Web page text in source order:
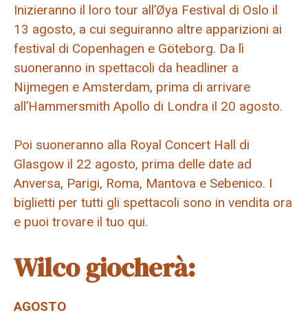
Inizieranno il loro tour all’Øya Festival di Oslo il
13 agosto, a cui seguiranno altre apparizioni ai
festival di Copenhagen e Göteborg. Da lì
suoneranno in spettacoli da headliner a
Nijmegen e Amsterdam, prima di arrivare
all’Hammersmith Apollo di Londra il 20 agosto.
Poi suoneranno alla Royal Concert Hall di
Glasgow il 22 agosto, prima delle date ad
Anversa, Parigi, Roma, Mantova e Sebenico. I
biglietti per tutti gli spettacoli sono in vendita ora
e puoi trovare il tuo qui.
Wilco giocherà:
AGOSTO